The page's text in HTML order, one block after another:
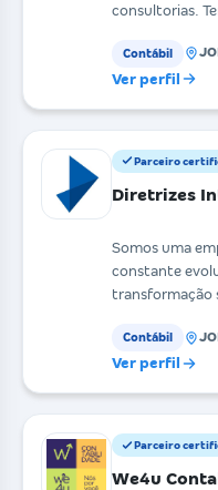
consultorias.
Contábil
Ver perfil
Parceiro
Diretrizes
Somos uma
constante
transformação
Contábil
Ver perfil
Parceiro
We4u